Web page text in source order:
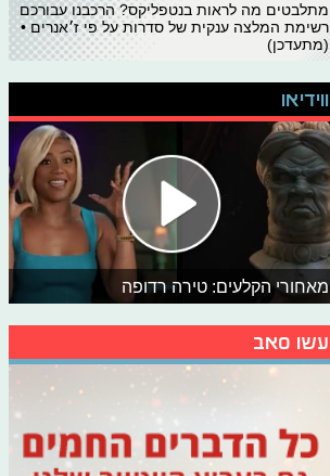
מתלבטים מה לראות בנטפליקס? הרכבנו עבורכם
רשימת המלצה ענקית של סדרות על פי ז׳אנרים •
(מתעדכן)
ווידיאו
מאחורי הקלעים: טירה רדופה
עשו סאב